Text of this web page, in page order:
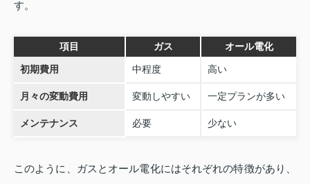
す。
項目 ガス オール電化
初期費用 中程度 高い
月々の変動費用 変動しやすい 一定プランが多い
メンテナンス 必要 少ない
このように、ガスとオール電化にはそれぞれの特徴があり、